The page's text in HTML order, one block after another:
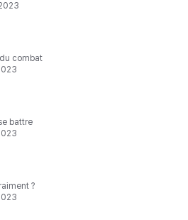
combat
battre
?